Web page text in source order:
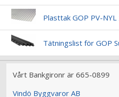
Plasttak GOP PV-
Tätningslist för GOP
Vårt Bankgironr är 665-0899
Vindö Byggvaror AB